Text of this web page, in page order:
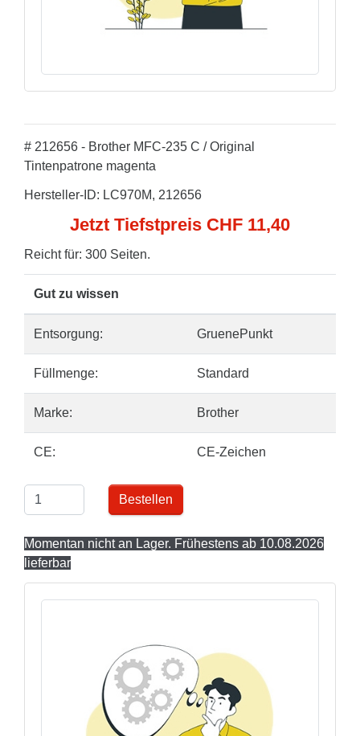
# 212656 - Brother MFC-235 C / Original
Tintenpatrone magenta
Hersteller-ID: LC970M, 212656
Jetzt Tiefstpreis CHF 11,40
Reicht für: 300 Seiten.
Gut zu wissen
Entsorgung: GruenePunkt
Füllmenge: Standard
Marke: Brother
CE: CE-Zeichen
Bestellen
Momentan nicht an Lager. Frühestens ab 10.08.2026
lieferbar